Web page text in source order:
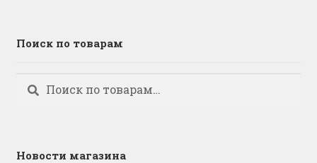
Поиск по товарам
Искать:
Поиск
Новости магазина